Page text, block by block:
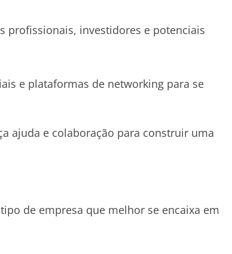
profissionais, investidores e potenciais
e plataformas de networking para se
ajuda e colaboração para construir uma
de empresa que melhor se encaixa em